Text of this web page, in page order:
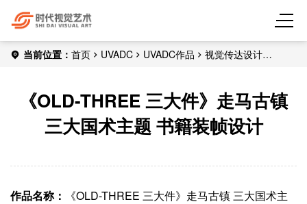
当前位置： 首页 UVADC UVADC作品
视觉传达设计
《OLD-THREE 三大件》走马古镇
三大国术主题 书籍装帧设计
作品名称：
《OLD-THREE 三大件》走马古镇 三大国术主